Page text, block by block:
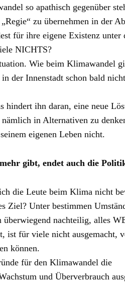
so apathisch gegenüber
zu übernehmen in der
für ihre eigene Existenz unter
NICHTS?
Wie beim Klimawandel
der Innenstadt schon bald
ihn daran, eine neue
in Alternativen zu
eigenen Leben nicht.
gibt, endet auch die
die Leute beim Klima nicht
Ziel? Unter bestimmen
nachteilig, alles
ist für viele nicht ausgemacht,
können.
für den Klimawandel die
und Überverbrauch